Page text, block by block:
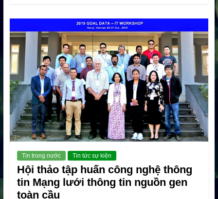
Tin trong nước Tin tức sự kiện
Hội thảo tập huấn công nghệ thông
tin Mạng lưới thông tin nguồn gen
toàn cầu